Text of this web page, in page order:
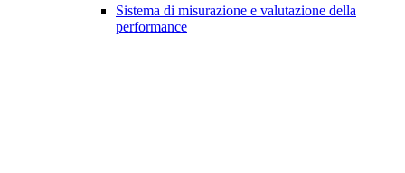
Sistema di misurazione e valutazione della
performance